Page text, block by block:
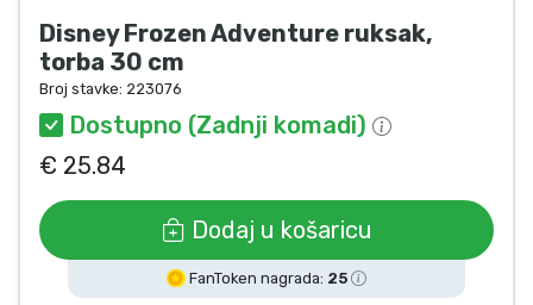
Disney Frozen Adventure ruksak,
torba 30 cm
Broj stavke: 223076
Dostupno (Zadnji komadi)
€ 25.84
Dodaj u košaricu
FanToken nagrada: 25
Sportski proizvodi
Glazbeni proizvodi
Vrste proizvoda
Marke